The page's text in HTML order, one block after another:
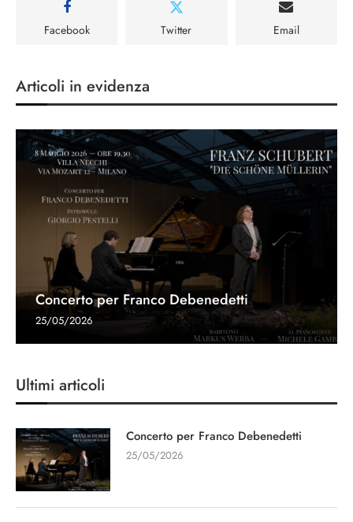
Facebook Twitter Email
Articoli in evidenza
Concerto per Franco Debenedetti
25/05/2026
Ultimi articoli
Concerto per Franco Debenedetti
25/05/2026